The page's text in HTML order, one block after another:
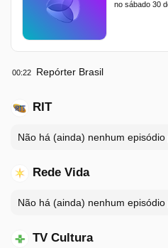
no sábado 30
00:22 Repórter Brasil
RIT
Não há (ainda) nenhum episódio
Rede Vida
Não há (ainda) nenhum episódio
TV Cultura